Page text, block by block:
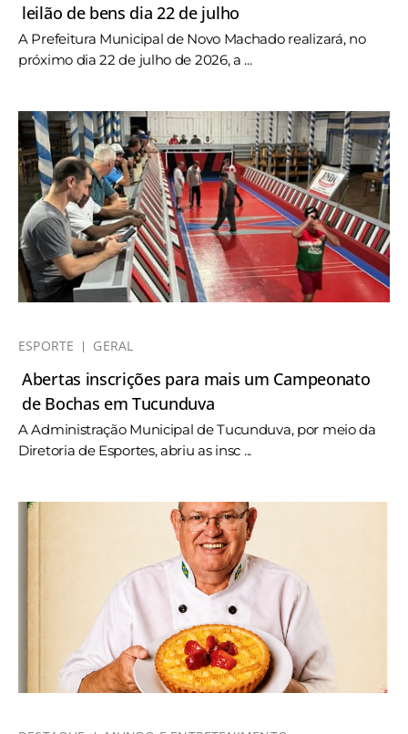
leilão de bens dia 22 de julho
A Prefeitura Municipal de Novo Machado realizará, no
próximo dia 22 de julho de 2026, a ...
ESPORTE GERAL
Abertas inscrições para mais um Campeonato
de Bochas em Tucunduva
A Administração Municipal de Tucunduva, por meio da
Diretoria de Esportes, abriu as insc ...